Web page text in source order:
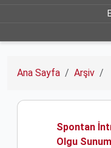
Ana Sayfa Arşiv
Spontan
Olgu